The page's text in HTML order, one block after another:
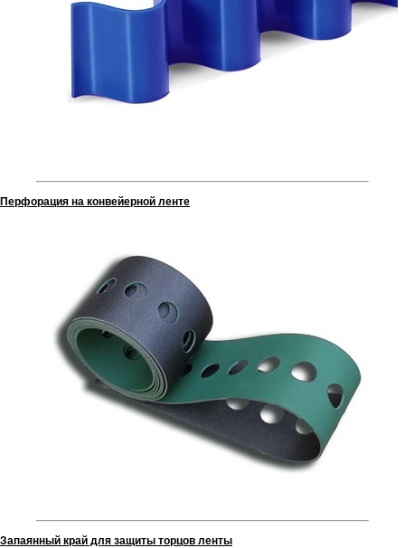
Перфорация на конвейерной ленте
Запаянный край для защиты торцов ленты